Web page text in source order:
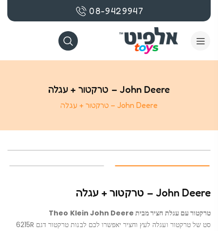
08-9429947
John Deere – טרקטור + עגלה
John Deere – טרקטור + עגלה
John Deere – טרקטור + עגלה
טרקטור עם עגלת חציר מבית Theo Klein John Deere
סט של טרקטור ועגלה לעץ וחציר יאפשרו לכם לבנות טרקטור דגם 6215R